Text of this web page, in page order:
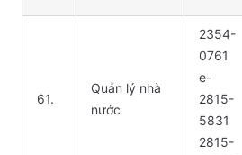
61.
Quản lý nhà
nước
2354-
0761
e-
2815-
5831
2815-